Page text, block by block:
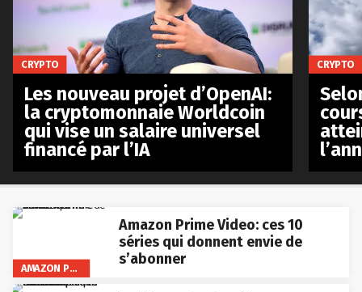
AMAZON PRIME VIDEO
Amazon Prime Video: ces 10
séries qui donnent envie de
s’abonner
CRYPTO
Les nouveau projet d’OpenAI:
la cryptomonnaie Worldcoin
qui vise un salaire universel
financé par l’IA
CRYPTO